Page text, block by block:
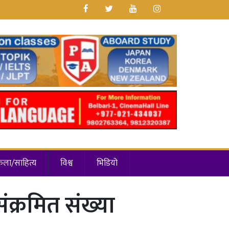
साहित्य विश्व भिडियो
संख्या